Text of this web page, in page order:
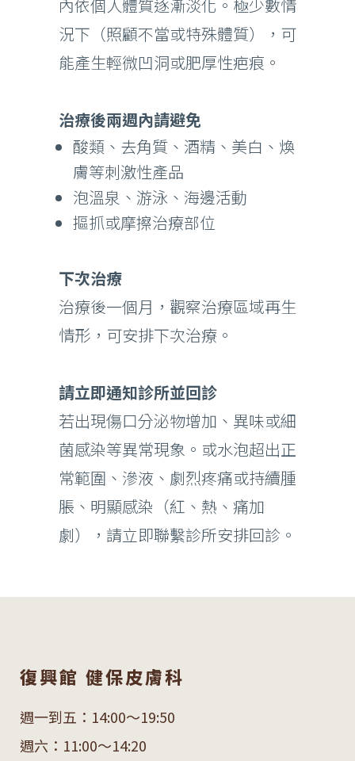
內依個人體質逐漸淡化。極少數情
況下（照顧不當或特殊體質），可
能產生輕微凹洞或肥厚性疤痕。
治療後兩週內請避免
酸類、去角質、酒精、美白、煥
膚等刺激性產品
泡溫泉、游泳、海邊活動
摳抓或摩擦治療部位
下次治療
治療後一個月，觀察治療區域再生
情形，可安排下次治療。
請立即通知診所並回診
若出現傷口分泌物增加、異味或細
菌感染等異常現象。或水泡超出正
常範圍、滲液、劇烈疼痛或持續腫
脹、明顯感染（紅、熱、痛加
劇），請立即聯繫診所安排回診。
復興館 健保皮膚科
週一到五：14:00～19:50
週六：11:00～14:20